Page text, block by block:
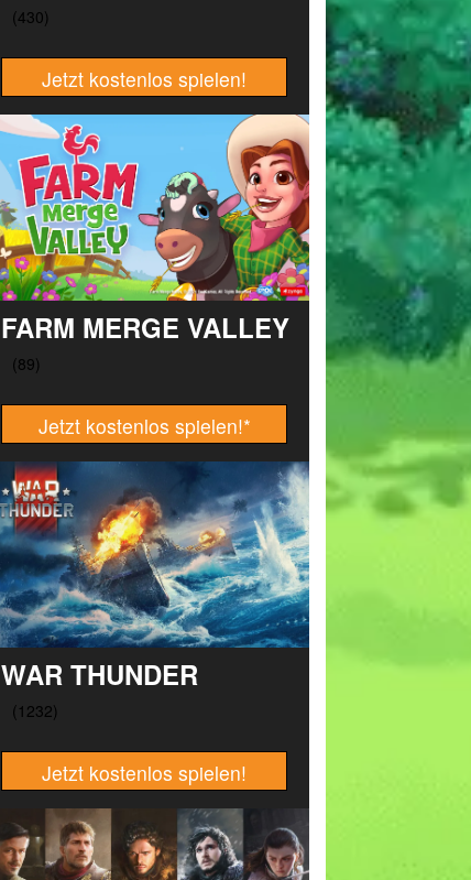
Jetzt kostenlos spielen!
FARM MERGE VALLEY
Jetzt kostenlos spielen!*
WAR THUNDER
Jetzt kostenlos spielen!